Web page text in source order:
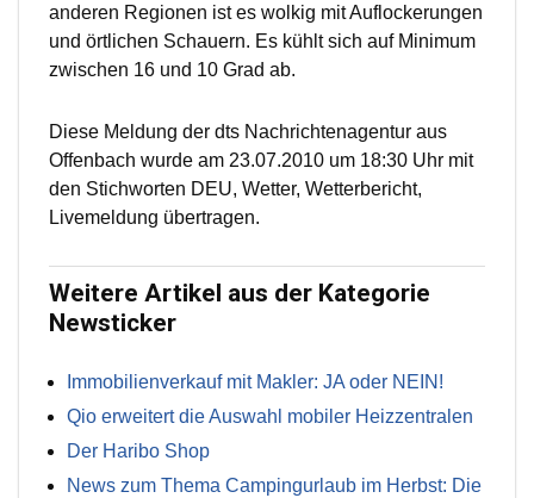
anderen Regionen ist es wolkig mit Auflockerungen
und örtlichen Schauern. Es kühlt sich auf Minimum
zwischen 16 und 10 Grad ab.
Diese Meldung der dts Nachrichtenagentur aus
Offenbach wurde am 23.07.2010 um 18:30 Uhr mit
den Stichworten DEU, Wetter, Wetterbericht,
Livemeldung übertragen.
Weitere Artikel aus der Kategorie
Newsticker
Immobilienverkauf mit Makler: JA oder NEIN!
Qio erweitert die Auswahl mobiler Heizzentralen
Der Haribo Shop
News zum Thema Campingurlaub im Herbst: Die